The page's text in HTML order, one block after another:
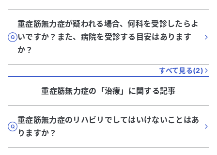
重症筋無力症が疑われる場合、何科を受診したらよ
いですか？また、病院を受診する目安はあります
か？
すべて見る(2)
重症筋無力症の「治療」に関する記事
重症筋無力症のリハビリでしてはいけないことはあ
りますか？